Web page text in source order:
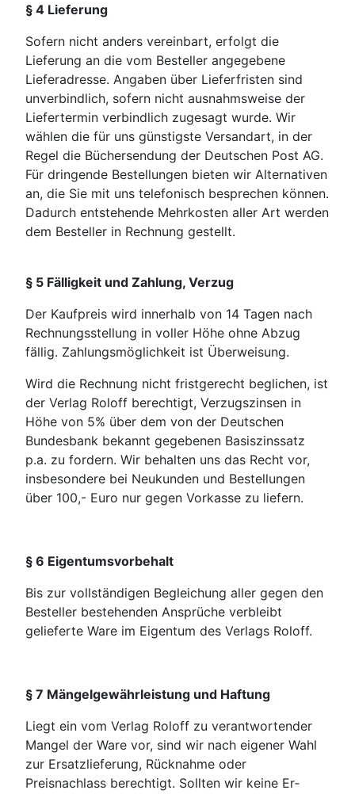
§ 4 Lieferung
Sofern nicht anders vereinbart, erfolgt die
Lieferung an die vom Besteller angegebene
Lieferadresse. Angaben über Lieferfristen sind
unverbindlich, sofern nicht ausnahmsweise der
Liefertermin ver­bind­lich zugesagt wurde. Wir
wählen die für uns günstigste Versandart, in der
Regel die Büchersen­dung der Deutschen Post AG.
Für dringende Bestellungen bieten wir Alternativen
an, die Sie mit uns telefo­nisch besprechen können.
Dadurch entstehende Mehrkosten aller Art werden
dem Besteller in Rech­nung gestellt.
§ 5 Fälligkeit und Zahlung, Verzug
Der Kaufpreis wird innerhalb von 14 Tagen nach
Rechnungsstellung in voller Höhe ohne Abzug
fällig. Zahlungsmöglichkeit ist Überweisung.
Wird die Rechnung nicht fristgerecht beglichen, ist
der Verlag Roloff berechtigt, Verzugszinsen in
Höhe von 5% über dem von der Deutschen
Bundesbank bekannt gegebenen Basiszins­satz
p.a. zu fordern. Wir behalten uns das Recht vor,
insbesondere bei Neukunden und Bestellungen
über 100,- Euro nur gegen Vorkasse zu liefern.
§ 6 Eigentumsvorbehalt
Bis zur vollständigen Begleichung aller gegen den
Besteller bestehenden Ansprüche verbleibt
gelieferte Ware im Eigentum des Verlags Roloff.
§ 7 Mängelgewährleistung und Haftung
Liegt ein vom Verlag Roloff zu verantwortender
Mangel der Ware vor, sind wir nach eige­ner Wahl
zur Ersatzlieferung, Rücknahme oder
Preisnachlass berechtigt. Sollten wir keine Er­